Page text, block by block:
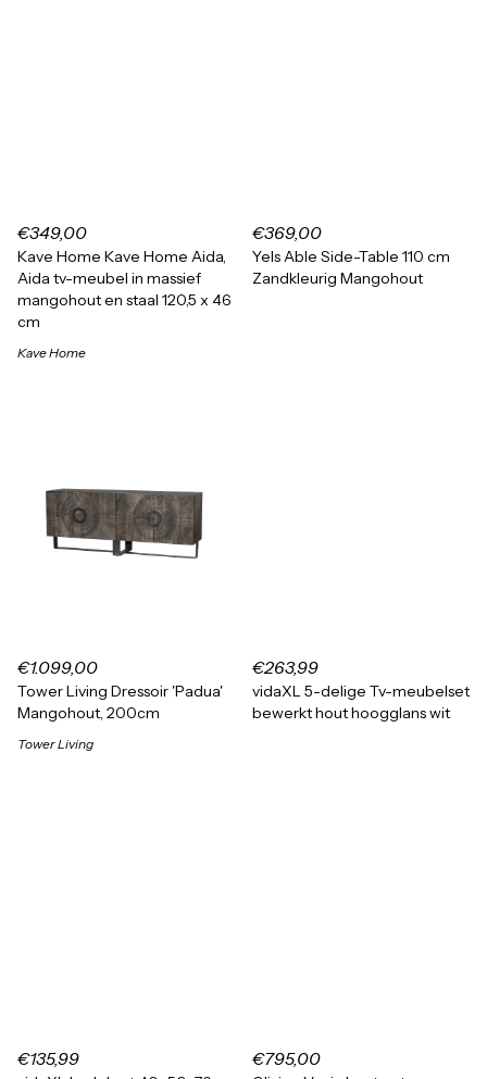
€349,00
Kave Home Kave Home Aida,
Aida tv-meubel in massief
mangohout en staal 120,5 x 46
cm
Kave Home
€369,00
Yels Able Side-Table 110 cm
Zandkleurig Mangohout
€1.099,00
Tower Living Dressoir 'Padua'
Mangohout, 200cm
Tower Living
€263,99
vidaXL 5-delige Tv-meubelset
bewerkt hout hoogglans wit
€135,99 €795,00